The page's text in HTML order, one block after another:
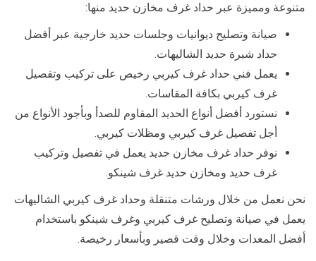
متنوعة ومميزة عبر حداد غرف مخازن حديد منها:
صيانة وتصليح ديوانيات وجلسات حديد خارجية عبر أفضل
حداد شبرة حديد الشاليهات.
يعمل فني حداد غرف كيربي رخيص على تركيب وتفصيل
غرف كيربي بكافة المقاسات.
نستورد أفضل أنواع الحديد المقاوم للصدأ وبأجود الأنواع من
أجل تفصيل غرف كيربي ومظلات كيربي.
نوفر حداد غرف مخازن حديد يعمل في تفصيل وتركيب
غرف حديد ومخازن حديد غرف شينكو.
نحن نعمل من خلال ورشات متنقلة وحداد غرف كيربي الشاليهات
يعمل في صيانة وتصليح غرف كيربي وغرف شينكو باستخدام
أفضل المعدات وخلال وقت قصير وبأسعار رخيصة.